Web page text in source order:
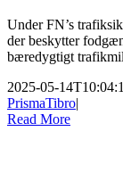
Under FN’s
der beskytter
bæredygtigt
2025-05-
PrismaTibro|
Read More